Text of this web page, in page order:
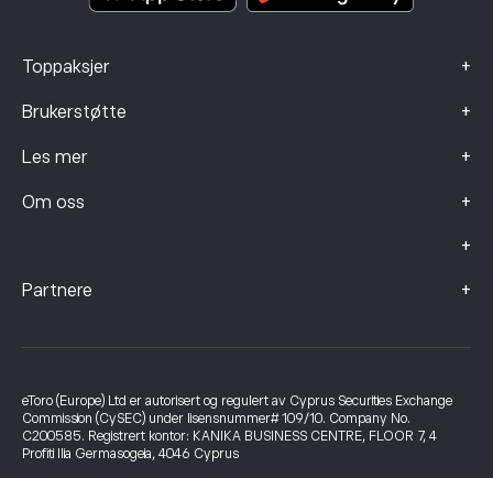
Toppaksjer +
Brukerstøtte +
Les mer +
Om oss +
+
Partnere +
eToro (Europe) Ltd er autorisert og regulert av Cyprus Securities Exchange
Commission (CySEC) under lisensnummer# 109/10. Company No.
C200585. Registrert kontor: KANIKA BUSINESS CENTRE, FLOOR 7, 4
Profiti Ilia Germasogeia, 4046 Cyprus